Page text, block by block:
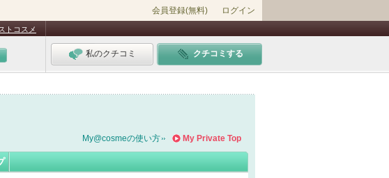
会員登録(無料) ログイン
トコスメ
私のクチコミ クチコミする
My Private Top
My@cosmeの使い方